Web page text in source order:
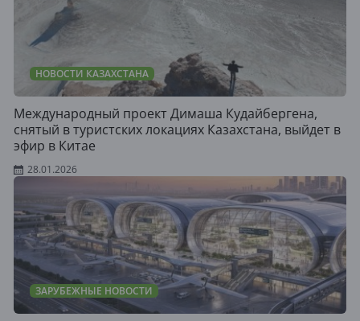
НОВОСТИ КАЗАХСТАНА
Международный проект Димаша Кудайбергена,
снятый в туристских локациях Казахстана, выйдет в
эфир в Китае
28.01.2026
ЗАРУБЕЖНЫЕ НОВОСТИ